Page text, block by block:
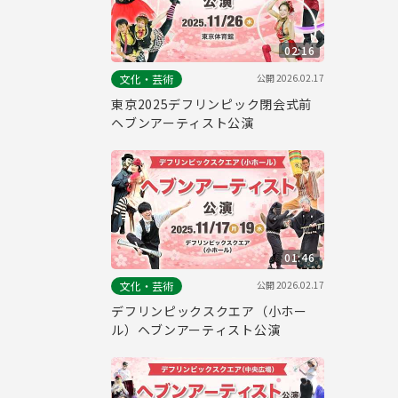
02:16
文化・芸術
公開2026.02.17
東京2025デフリンピック閉会式前
ヘブンアーティスト公演
01:46
文化・芸術
公開2026.02.17
デフリンピックスクエア（小ホー
ル）ヘブンアーティスト公演